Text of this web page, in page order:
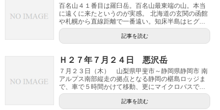
百名山４１番目は羅臼岳。百名山最東端の山。本当
に遠くに来たというのが実感。 北海道の玄関の函館
や札幌から直線距離で一番遠い。知床半島はヒグ...
記事を読む
Ｈ２７年７月２４日 悪沢岳
７月２３日（木） 山梨県甲斐市～静岡県静岡市 南
アルプス南部縦走の拠点となる静岡の椹島ロッジま
で、車で５時間かけて移動、更にマイクロバスで...
記事を読む